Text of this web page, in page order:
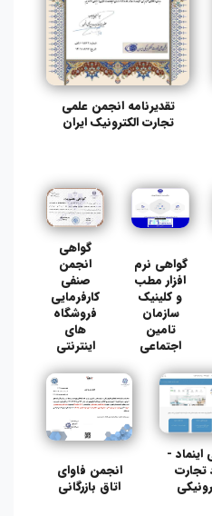
تقدیرنامه انجمن علمی
تجارت الکترونیک ایران
گواهی نرم
افزار مطب
و کلینیک
سازمان
تامین
اجتماعی
گواهی
انجمن
صنفی
کارفرمایی
فروشگاه
های
اینترنتی
اینماد -
تجارت
انجمن فاوای
اتاق بازرگانی